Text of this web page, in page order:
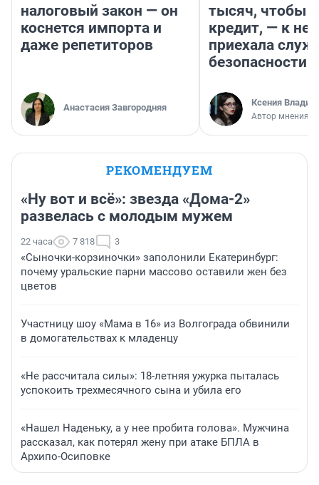
налоговый закон — он
коснется импорта и
даже репетиторов
Анастасия Завгородняя
тысяч, чтобы
кредит, — к
приехала
безопасности
Ксения
Автор мнения
РЕКОМЕНДУЕМ
«Ну вот и всё»: звезда «Дома-2»
развелась с молодым мужем
22 часа 7 818 3
«Сыночки-корзиночки» заполонили Екатеринбург:
почему уральские парни массово оставили жен без
цветов
Участницу шоу «Мама в 16» из Волгограда обвинили
в домогательствах к младенцу
«Не рассчитала силы»: 18-летняя ужурка пыталась
успокоить трехмесячного сына и убила его
«Нашел Наденьку, а у нее пробита голова». Мужчина
рассказал, как потерял жену при атаке БПЛА в
Архипо-Осиповке